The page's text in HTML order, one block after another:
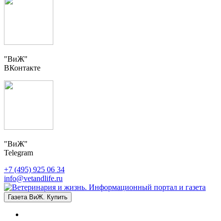
"ВиЖ"
ВКонтакте
"ВиЖ"
Telegram
+7 (495) 925 06 34
info@vetandlife.ru
Газета ВиЖ. Купить